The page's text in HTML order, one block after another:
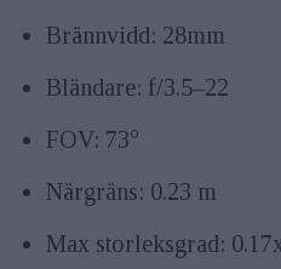
Brännvidd: 28mm
Bländare: f/3.5–22
FOV: 73°
Närgräns: 0.23 m
Max storleksgrad: